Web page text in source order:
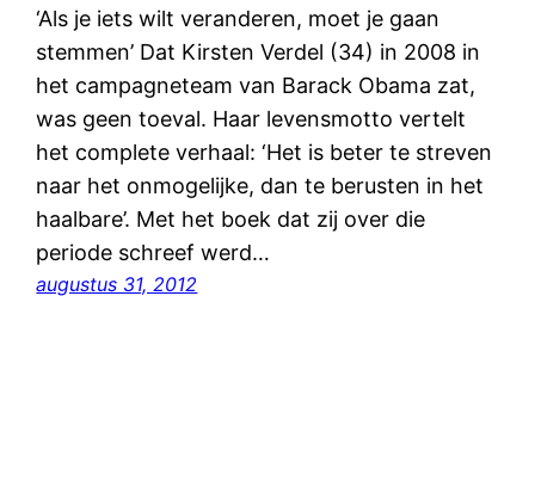
‘Als je iets wilt veranderen, moet je gaan
stemmen’ Dat Kirsten Verdel (34) in 2008 in
het campagneteam van Barack Obama zat,
was geen toeval. Haar levensmotto vertelt
het complete verhaal: ‘Het is beter te streven
naar het onmogelijke, dan te berusten in het
haalbare’. Met het boek dat zij over die
periode schreef werd…
augustus 31, 2012